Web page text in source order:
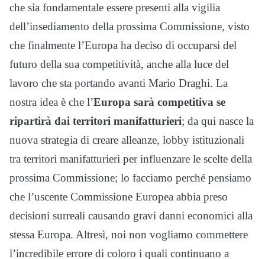
che sia fondamentale essere presenti alla vigilia
dell’insediamento della prossima Commissione, visto
che finalmente l’Europa ha deciso di occuparsi del
futuro della sua competitività, anche alla luce del
lavoro che sta portando avanti Mario Draghi. La
nostra idea è che l’Europa sarà competitiva se
ripartirà dai territori manifatturieri; da qui nasce la
nuova strategia di creare alleanze, lobby istituzionali
tra territori manifatturieri per influenzare le scelte della
prossima Commissione; lo facciamo perché pensiamo
che l’uscente Commissione Europea abbia preso
decisioni surreali causando gravi danni economici alla
stessa Europa. Altresì, noi non vogliamo commettere
l’incredibile errore di coloro i quali continuano a